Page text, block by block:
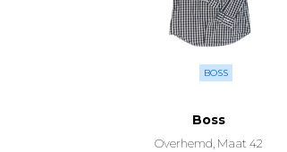
BOSS
Boss
Overhemd, Maat 42